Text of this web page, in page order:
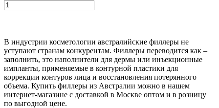
В индустрии косметологии австралийские филлеры не
уступают странам конкурентам. Филлеры переводится как –
заполнить, это наполнители для дермы или инъекционные
импланты, применяемые в контурной пластики для
коррекции контуров лица и восстановления потерянного
объема. Купить филлеры из Австралии можно в нашем
интернет-магазине с доставкой в Москве оптом и в розницу
по выгодной цене.